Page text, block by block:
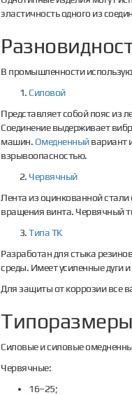
эластичность одного из
В промышленности
Силовой
Представляет собой пояс из
Соединение выдерживает
машин. Омедненныйвариант
взрывоопасностью.
Червячный
Лента из оцинкованной
вращения винта. Червячный
Типа ТК
Разработан для стыка
среды. Имеет усиленные дуги
Для защиты от коррозии все
Силовые и силовые
Червячные:
16–25;